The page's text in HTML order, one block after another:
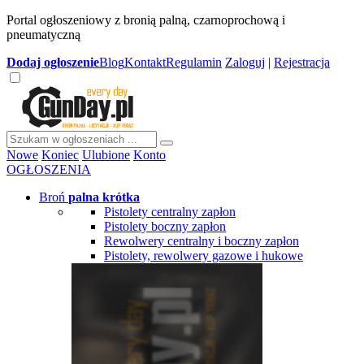
Portal ogłoszeniowy z bronią palną, czarnoprochową i
pneumatyczną
Dodaj ogłoszenieBlogKontaktRegulamin Zaloguj | Rejestracja
Nowe Koniec Ulubione Konto
OGŁOSZENIA
Broń palna krótka
Pistolety centralny zapłon
Pistolety boczny zapłon
Rewolwery centralny i boczny zapłon
Pistolety, rewolwery gazowe i hukowe